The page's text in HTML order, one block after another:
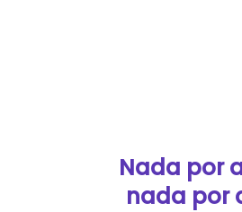
Nada por
nada por